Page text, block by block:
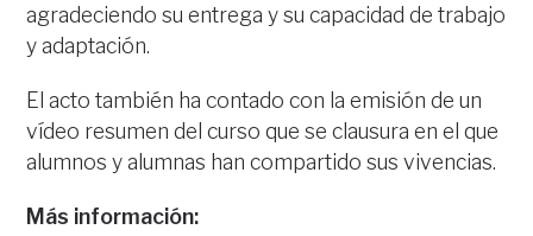
agradeciendo su entrega y su capacidad de trabajo
y adaptación.
El acto también ha contado con la emisión de un
vídeo resumen del curso que se clausura en el que
alumnos y alumnas han compartido sus vivencias.
Más información: